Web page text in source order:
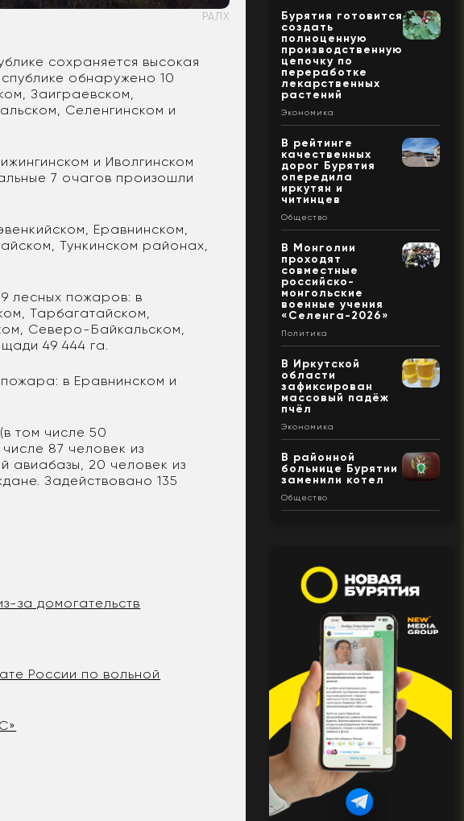
РАЛХ
сохраняется высокая
обнаружено 10
Заиграевском,
Селенгинском и
и Иволгинском
7 очагов произошли
Еравнинском,
Тункинском районах,
лесных пожаров: в
Тарбагатайском,
Северо-Байкальском,
49 444 га.
в Еравнинском и
том числе 50
87 человек из
авиабазы, 20 человек из
Задействовано 135
за домогательств
России по вольной
Бурятия готовится
создать
полноценную
производственную
цепочку по
переработке
лекарственных
растений
Экономика
В рейтинге
качественных
дорог Бурятия
опередила
иркутян и
читинцев
Общество
В Монголии
проходят
совместные
российско-
монгольские
военные учения
«Селенга-2026»
Политика
В Иркутской
области
зафиксирован
массовый падёж
пчёл
Экономика
В районной
больнице Бурятии
заменили котел
Общество